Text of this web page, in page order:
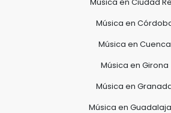
Música en Ciudad
Música en
Música en Cuenca
Música en Girona
Música en
Música en